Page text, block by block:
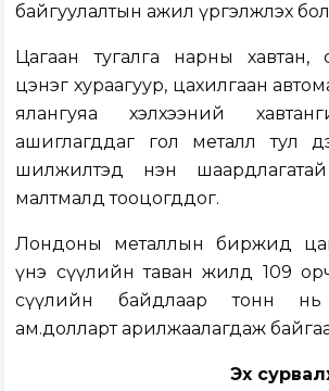
байгуулалтын ажил үргэлжлэх
Цагаан тугалга нарны хавтан,
цэнэг хураагуур, цахилгаан
ялангуяа хэлхээний
ашиглагддаг гол металл тул
шилжилтэд нэн
малтмалд тооцогддог.
Лондоны металлын биржид
үнэ сүүлийн таван жилд 109
сүүлийн байдлаар тонн
ам.долларт арилжаалагдаж
Эх